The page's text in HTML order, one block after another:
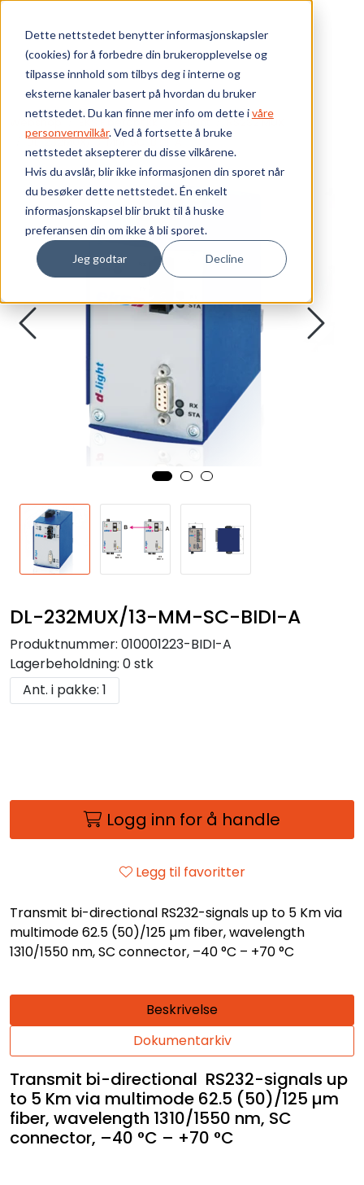
Dette nettstedet benytter informasjonskapsler
(cookies) for å forbedre din brukeropplevelse og
tilpasse innhold som tilbys deg i interne og
eksterne kanaler basert på hvordan du bruker
nettstedet. Du kan finne mer info om dette ivåre
personvernvilkår. Ved å fortsette å bruke
nettstedet aksepterer du disse vilkårene.
Hvis du avslår, blir ikke informasjonen din sporet når
du besøker dette nettstedet. Én enkelt
informasjonskapsel blir brukt til å huske
preferansen din om ikke å bli sporet.
Jeg godtar Decline
Skip to main content
Webshop EKS Fiberoptikk d-light
RS232 MUX
DL-232MUX/13-MM-SC-BIDI-A
DL-232MUX/13-MM-SC-BIDI-A
Produktnummer: 010001223-BIDI-A
Lagerbeholdning: 0 stk
Ant. i pakke: 1
Logg inn for å handle
Legg til favoritter
Transmit bi-directional RS232-signals up to 5 Km via
multimode 62.5 (50)/125 µm fiber, wavelength
1310/1550 nm, SC connector, –40 °C – +70 °C
Beskrivelse
Dokumentarkiv
Transmit bi-directional RS232-signals up
to 5 Km via multimode 62.5 (50)/125 µm
fiber, wavelength 1310/1550 nm, SC
connector, –40 °C – +70 °C
Bærekraft
Vi tilbyr
Ressurser
Om oss